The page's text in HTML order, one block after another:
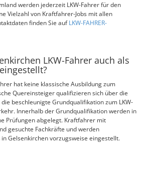
werden jederzeit LKW-Fahrer für den
Vielzahl von Kraftfahrer-Jobs mit allen
finden Sie aufLKW-FAHRER-
LKW-Fahrer auch als
hat keine klassische Ausbildung zum
Quereinsteiger qualifizieren sich über die
beschleunigte Grundqualifikation zum LKW-
Innerhalb der Grundqualifikation werden in
Prüfungen abgelegt. Kraftfahrer mit
gesuchte Fachkräfte und werden
Gelsenkirchen vorzugsweise eingestellt.